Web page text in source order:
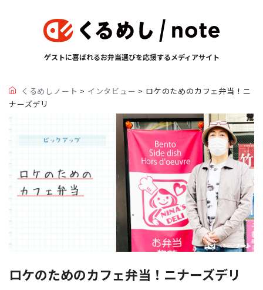
ゲストに喜ばれるお弁当選びを応援するメディアサイト
くるめしノート > インタビュー > ロケのためのカフェ弁当！ニ
ナーズデリ
ロケのためのカフェ弁当！ニナーズデリ